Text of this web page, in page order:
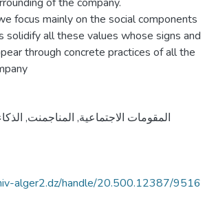
focus mainly on the social components
solidify all these values whose signs and
through concrete practices of all the
المقومات الاجتماعية, المناجمنت,
alger2.dz/handle/20.500.12387/9516